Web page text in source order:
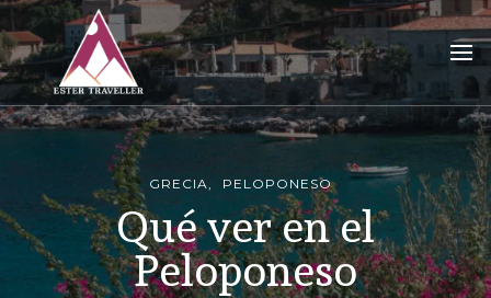
Ester Traveller
tu blog para vivir la aventura de viajar sola
GRECIA PELOPONESO
Qué ver en el
Peloponeso